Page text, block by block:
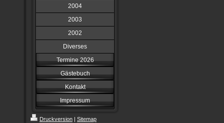
2004
2003
2002
Diverses
Termine 2026
Gästebuch
Kontakt
Impressum
Druckversion | Sitemap